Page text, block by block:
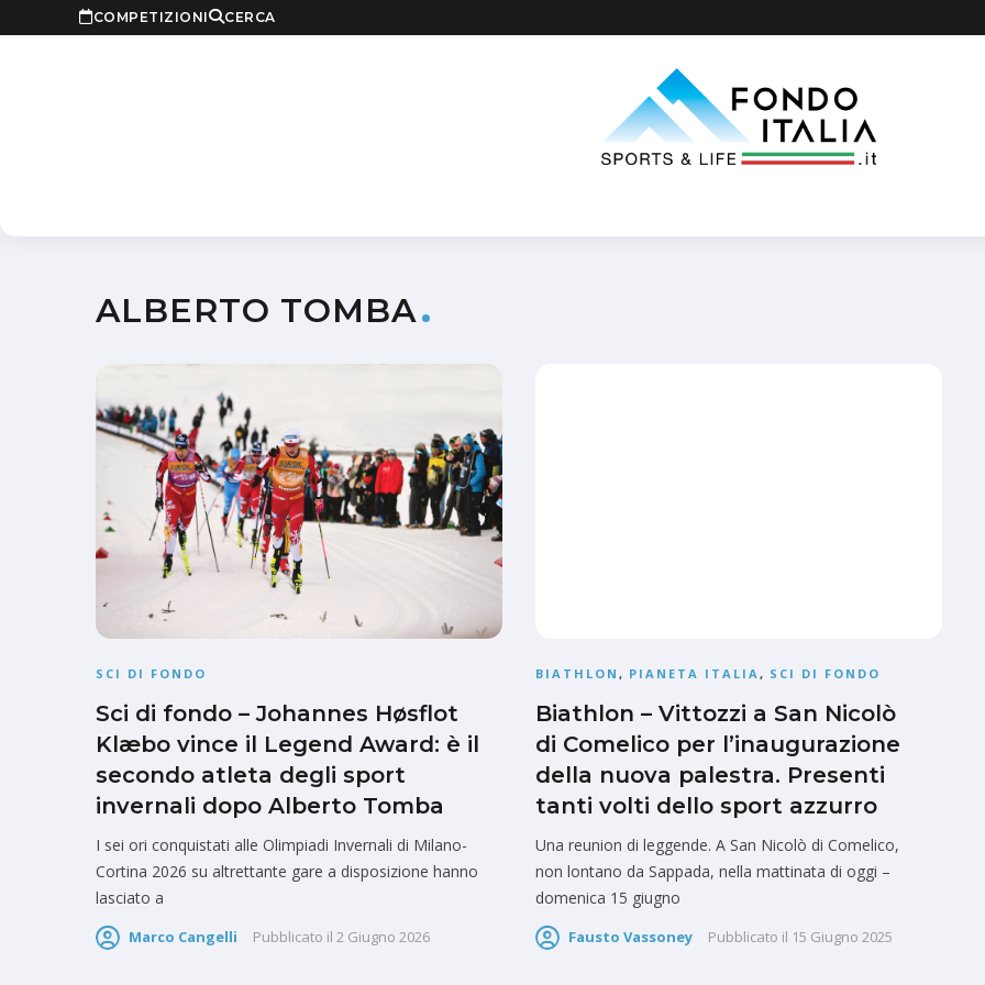
COMPETIZIONI CERCA
ALBERTO TOMBA
SCI DI FONDO
Sci di fondo – Johannes Høsflot
Klæbo vince il Legend Award: è il
secondo atleta degli sport
invernali dopo Alberto Tomba
I sei ori conquistati alle Olimpiadi Invernali di Milano-
Cortina 2026 su altrettante gare a disposizione hanno
lasciato a
Marco Cangelli Pubblicato il 2 Giugno 2026
BIATHLON , PIANETA ITALIA, SCI DI FONDO
Biathlon – Vittozzi a San Nicolò
di Comelico per l’inaugurazione
della nuova palestra. Presenti
tanti volti dello sport azzurro
Una reunion di leggende. A San Nicolò di Comelico,
non lontano da Sappada, nella mattinata di oggi –
domenica 15 giugno
Fausto Vassoney Pubblicato il 15 Giugno 2025